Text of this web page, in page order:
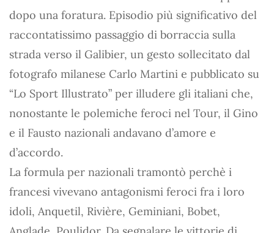
dopo una foratura. Episodio più significativo del
raccontatissimo passaggio di borraccia sulla
strada verso il Galibier, un gesto sollecitato dal
fotografo milanese Carlo Martini e pubblicato su
“Lo Sport Illustrato” per illudere gli italiani che,
nonostante le polemiche feroci nel Tour, il Gino
e il Fausto nazionali andavano d’amore e
d’accordo.
La formula per nazionali tramontò perchè i
francesi vivevano antagonismi feroci fra i loro
idoli, Anquetil, Rivière, Geminiani, Bobet,